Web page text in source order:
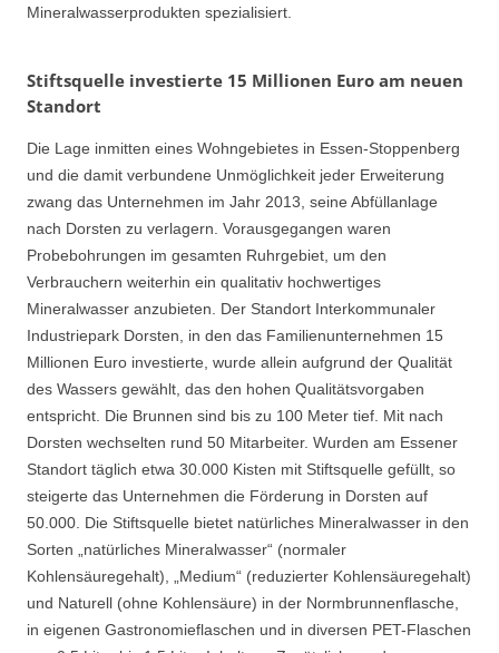
Mineralwasserprodukten spezialisiert.
Stiftsquelle investierte 15 Millionen Euro am neuen
Standort
Die Lage inmitten eines Wohngebietes in Essen-Stoppenberg
und die damit verbundene Unmöglichkeit jeder Erweiterung
zwang das Unternehmen im Jahr 2013, seine Abfüllanlage
nach Dorsten zu verlagern. Vorausgegangen waren
Probebohrungen im gesamten Ruhrgebiet, um den
Verbrauchern weiterhin ein qualitativ hochwertiges
Mineralwasser anzubieten. Der Standort Interkommunaler
Industriepark Dorsten, in den das Familienunternehmen 15
Millionen Euro investierte, wurde allein aufgrund der Qualität
des Wassers gewählt, das den hohen Qualitätsvorgaben
entspricht. Die Brunnen sind bis zu 100 Meter tief. Mit nach
Dorsten wechselten rund 50 Mitarbeiter. Wurden am Essener
Standort täglich etwa 30.000 Kisten mit Stiftsquelle gefüllt, so
steigerte das Unternehmen die Förderung in Dorsten auf
50.000. Die Stiftsquelle bietet natürliches Mineralwasser in den
Sorten „natürliches Mineralwasser“ (normaler
Kohlensäuregehalt), „Medium“ (reduzierter Kohlensäuregehalt)
und Naturell (ohne Kohlensäure) in der Normbrunnenflasche,
in eigenen Gastronomieflaschen und in diversen PET-Flaschen